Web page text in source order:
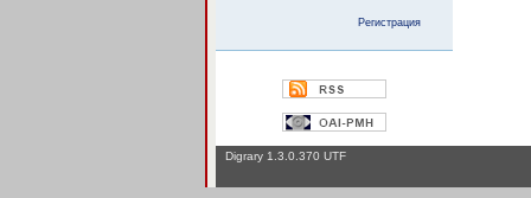
Регистрация
Digrary 1.3.0.370 UTF